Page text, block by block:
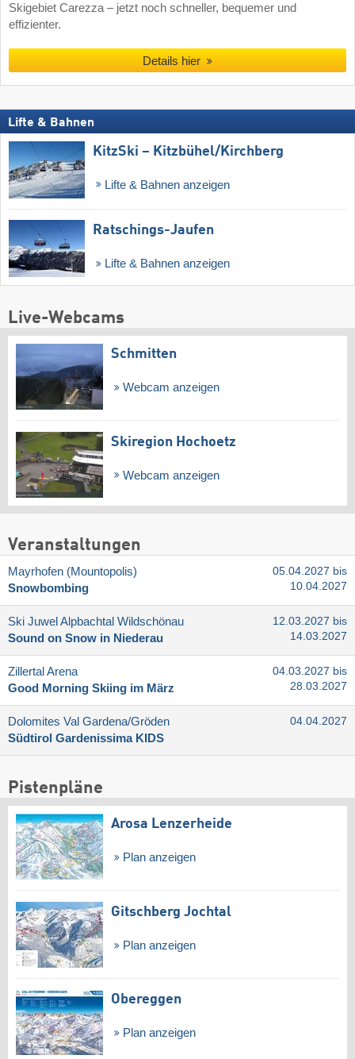
Skigebiet Carezza – jetzt noch schneller, bequemer und
effizienter.
Details hier
Lifte & Bahnen
KitzSki – Kitzbühel/​Kirchberg
Lifte & Bahnen anzeigen
Ratschings-Jaufen
Lifte & Bahnen anzeigen
Live-Webcams
Schmitten
Webcam anzeigen
Skiregion Hochoetz
Webcam anzeigen
Veranstaltungen
Mayrhofen (Mountopolis)
Snowbombing
05.04.2027 bis
10.04.2027
Ski Juwel Alpbachtal Wildschönau
Sound on Snow in Niederau
12.03.2027 bis
14.03.2027
Zillertal Arena
Good Morning Skiing im März
04.03.2027 bis
28.03.2027
Dolomites Val Gardena/​Gröden
Südtirol Gardenissima KIDS
04.04.2027
Pistenpläne
Arosa Lenzerheide
Plan anzeigen
Gitschberg Jochtal
Plan anzeigen
Obereggen
Plan anzeigen